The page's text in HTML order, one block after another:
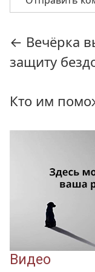
по
записям
← Вечёрка
защиту
Кто им
Видео